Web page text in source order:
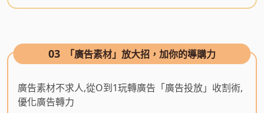
03 「廣告素材」放大招，加你的導購力
廣告素材不求人,從O到1玩轉廣告「廣告投放」收割術,
優化廣告轉力